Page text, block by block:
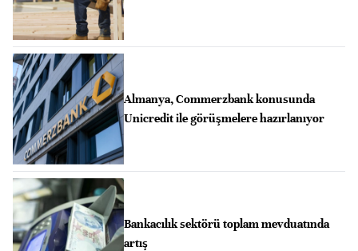
Almanya, Commerzbank konusunda
Unicredit ile görüşmelere hazırlanıyor
Bankacılık sektörü toplam mevduatında
artış